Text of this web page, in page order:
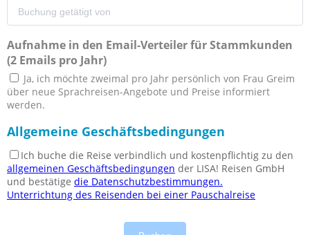
Aufnahme in den Email-Verteiler für Stammkunden
(2 Emails pro Jahr)
Ja, ich möchte zweimal pro Jahr persönlich von Frau Greim
über neue Sprachreisen-Angebote und Preise informiert
werden.
Allgemeine Geschäftsbedingungen
Ich buche die Reise verbindlich und kostenpflichtig zu den
allgemeinen Geschäftsbedingungen der LISA! Reisen GmbH
und bestätige die Datenschutzbestimmungen.
Unterrichtung des Reisenden bei einer Pauschalreise